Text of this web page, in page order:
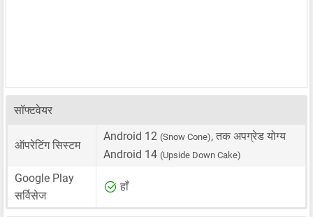
सॉफ्टवेयर
ऑपरेटिंग सिस्टम
Android 12 (Snow Cone), तक अपग्रेड योग्य
Android 14 (Upside Down Cake)
Google Play
सर्विसेज
हाँ